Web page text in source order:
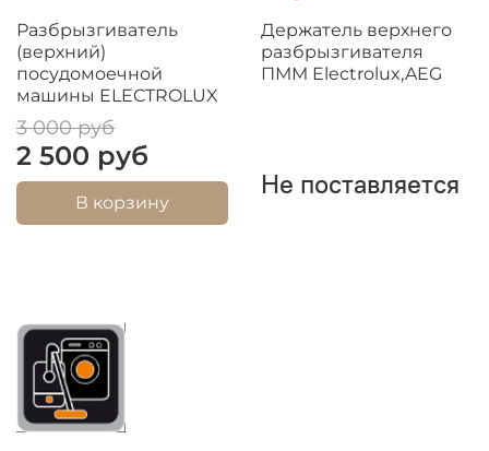
Разбрызгиватель
(верхний)
посудомоечной
машины ELECTROLUX
3 000 руб
2 500 руб
В корзину
Держатель верхнего
разбрызгивателя
ПММ Electrolux,AEG
Не поставляется